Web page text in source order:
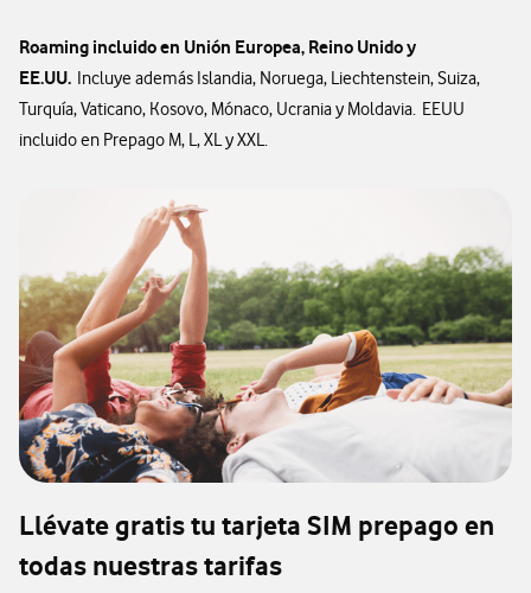
Roaming incluido en Unión Europea, Reino Unido y
EE.UU. Incluye además Islandia, Noruega, Liechtenstein, Suiza,
Turquía, Vaticano, Kosovo, Mónaco, Ucrania y Moldavia. EEUU
incluido en Prepago M, L, XL y XXL.
Llévate gratis tu tarjeta SIM prepago en
todas nuestras tarifas